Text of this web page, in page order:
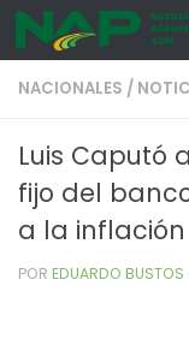
Skip to content
NACIONALES /
Luis Caputó
fijo del
a la
POR EDUARDO BUSTOS